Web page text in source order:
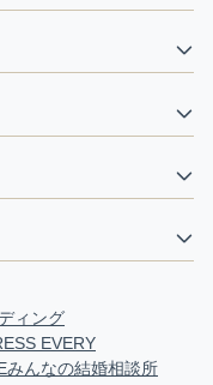
ィング
EVERY
みんなの結婚相談所